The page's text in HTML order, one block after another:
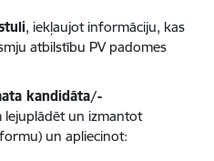
, iekļaujot informāciju, kas
atbilstību PV padomes
kandidāta/-
lejuplādēt un izmantot
un apliecinot: